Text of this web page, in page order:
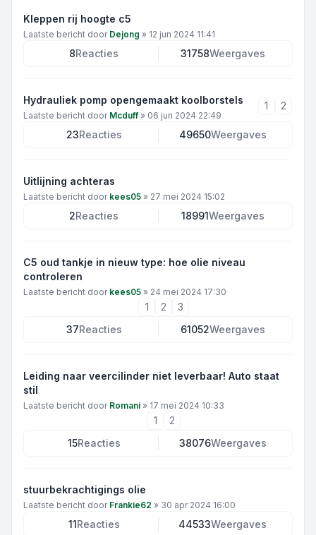
Kleppen rij hoogte c5
Laatste bericht door Dejong » 12 jun 2024 11:41
8Reacties 31758Weergaves
Hydrauliek pomp opengemaakt koolborstels
Laatste bericht door Mcduff» 06 jun 2024 22:49
1 2
23Reacties 49650Weergaves
Uitlijning achteras
Laatste bericht door kees05 » 27 mei 2024 15:02
2Reacties 18991Weergaves
C5 oud tankje in nieuw type: hoe olie niveau
controleren
Laatste bericht door kees05 » 24 mei 2024 17:30
1 2
3
37Reacties 61052Weergaves
Leiding naar veercilinder niet leverbaar! Auto staat
stil
Laatste bericht door Romani » 17 mei 2024 10:33
1
2
15Reacties 38076Weergaves
stuurbekrachtigings olie
Laatste bericht door Frankie62 » 30 apr 2024 16:00
11Reacties 44533Weergaves